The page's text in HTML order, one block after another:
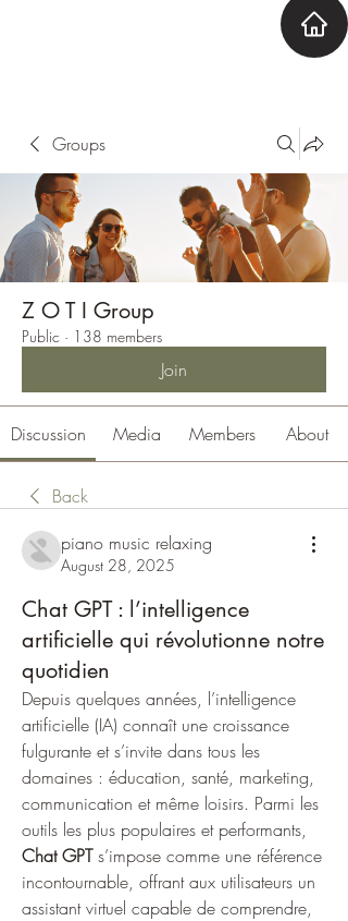
Groups
Z O T I Group
Public · 138 members
Join
Discussion Media Members About
Back
piano music relaxing
August 28, 2025
Chat GPT : l’intelligence
artificielle qui révolutionne notre
quotidien
Depuis quelques années, l’intelligence
artificielle (IA) connaît une croissance
fulgurante et s’invite dans tous les
domaines : éducation, santé, marketing,
communication et même loisirs. Parmi les
Chat GPT s’impose comme une référence
incontournable, offrant aux utilisateurs un
assistant virtuel capable de comprendre,